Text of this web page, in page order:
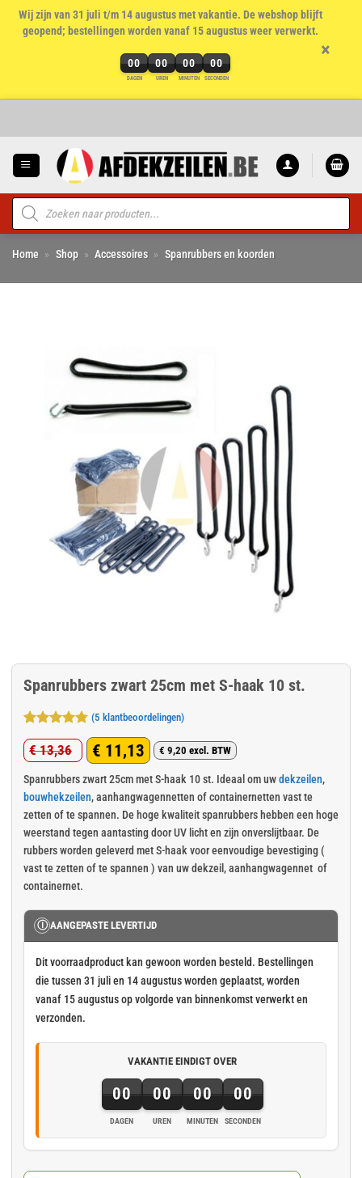
Wij zijn van 31 juli t/m 14 augustus met vakantie. De webshop blijft
geopend; bestellingen worden vanaf 15 augustus weer verwerkt.
00
DAGEN
00
UREN
00
MINUTEN
00
SECONDEN
×
Producten
zoeken
Home » Shop » Accessoires » Spanrubbers en koorden
Spanrubbers zwart 25cm met S-haak 10 st.
Gewaardeerd
4.8op 5
gebaseerd
op
5
klant
waarderingen
(5 klantbeoordelingen)
€13,36
Oorspronkelijke
prijs
was:
€ 13,36.
€ 11,13
Huidige
prijs
is:
€ 11,13.
€ 9,20 excl. BTW
Spanrubbers zwart 25cm met S-haak 10 st. Ideaal om uwdekzeilen,
bouwhekzeilen, aanhangwagennetten of containernetten vast te
zetten of te spannen. De hoge kwaliteit spanrubbers hebben een hoge
weerstand tegen aantasting door UV licht en zijn onverslijtbaar. De
rubbers worden geleverd met S-haak voor eenvoudige bevestiging (
vast te zetten of te spannen ) van uw dekzeil, aanhangwagennet of
containernet.
Ⓘ AANGEPASTE LEVERTIJD
Dit voorraadproduct kan gewoon worden besteld. Bestellingen
die tussen 31 juli en 14 augustus worden geplaatst, worden
vanaf 15 augustus op volgorde van binnenkomst verwerkt en
verzonden.
VAKANTIE EINDIGT OVER
00
DAGEN
00
UREN
00
MINUTEN
00
SECONDEN